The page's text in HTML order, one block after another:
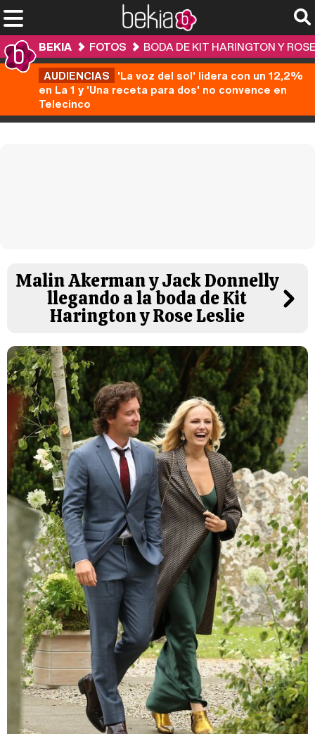
BEKIA FOTOS
BODA DE KIT HARINGTON Y
AUDIENCIAS 'La voz del sol' lidera con un 12,2%
en La 1 y 'Una receta para dos' no convence en
Telecinco
Malin Akerman y Jack Donnelly
llegando a la boda de Kit
Harington y Rose Leslie